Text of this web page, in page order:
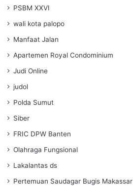
PSBM XXVI
wali kota palopo
Manfaat Jalan
Apartemen Royal Condominium
Judi Online
judol
Polda Sumut
Siber
FRIC DPW Banten
Olahraga Fungsional
Lakalantas ds
Pertemuan Saudagar Bugis Makassar